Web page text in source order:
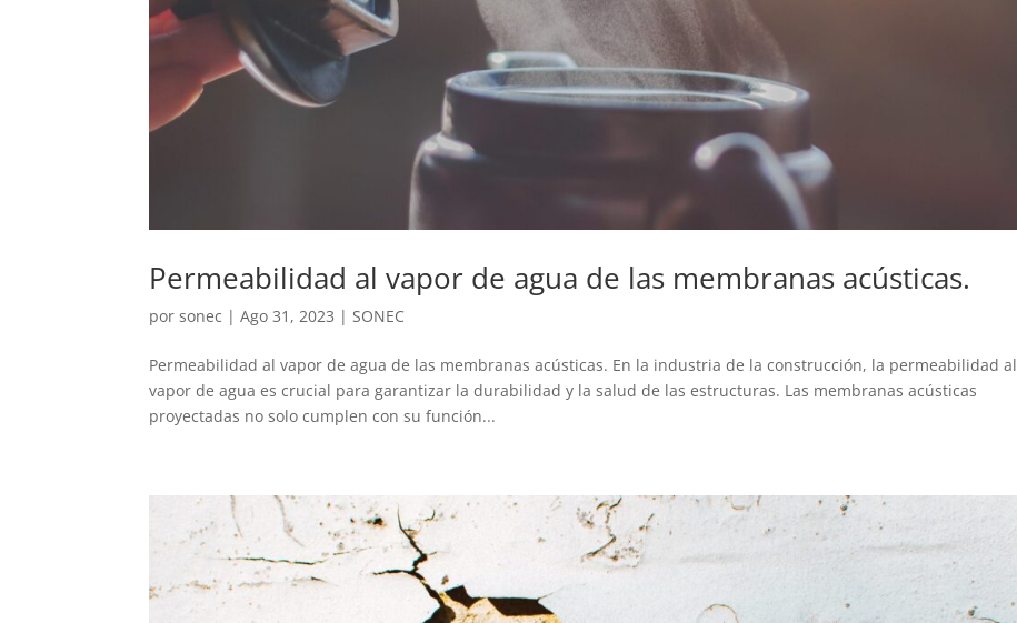
Permeabilidad al vapor de agua de las membranas acústicas.
porsonec |Ago 31, 2023 |SONEC
Permeabilidad al vapor de agua de las membranas acústicas. En la industria de la construcción, la permeabilidad al
vapor de agua es crucial para garantizar la durabilidad y la salud de las estructuras. Las membranas acústicas
proyectadas no solo cumplen con su función...